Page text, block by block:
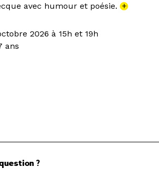
avec humour et poésie. +
2026 à 15h et 19h
ans
?